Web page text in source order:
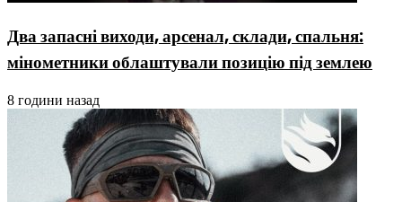
Два запасні виходи, арсенал, склади, спальня:
мінометники облаштували позицію під землею
8 години назад